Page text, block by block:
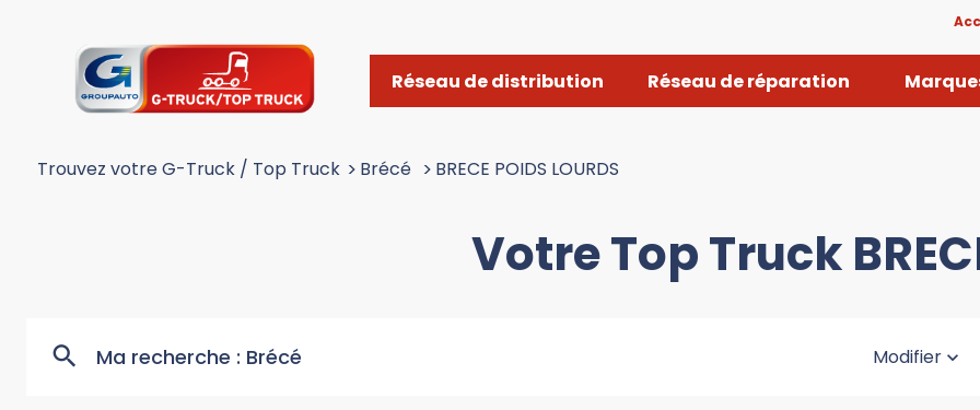
Réseau de distribution Réseau de réparation
Trouvez votre G-Truck / Top Truck > Brécé > BRECE POIDS LOURDS
Votre Top Truck
Ma recherche : Brécé Modifier